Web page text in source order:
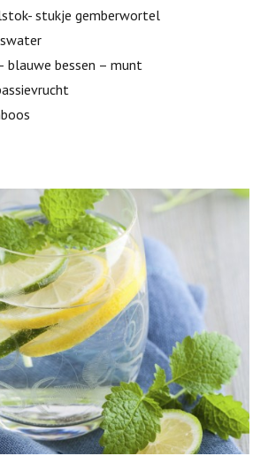
stukje gemberwortel
blauwe bessen – munt